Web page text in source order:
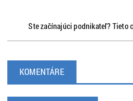
Ste začínajúci podnikateľ? Tieto
KOMENTÁRE